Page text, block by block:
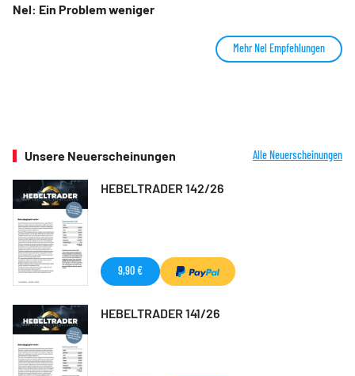
Nel: Ein Problem weniger
Mehr Nel Empfehlungen
Unsere Neuerscheinungen Alle Neuerscheinungen
HEBELTRADER 142/26
9,90 €
HEBELTRADER 141/26